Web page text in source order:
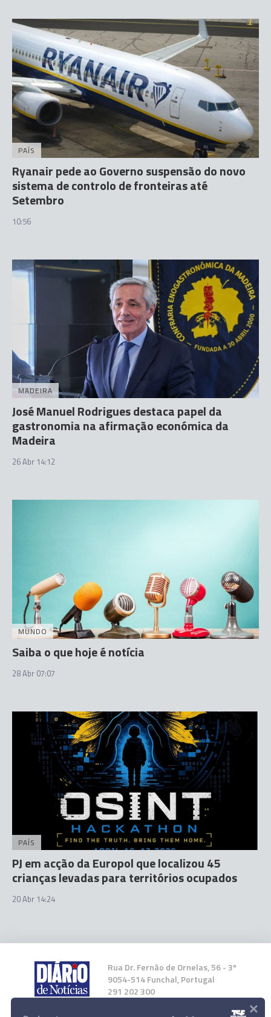
PAÍS
Ryanair pede ao Governo suspensão do novo
sistema de controlo de fronteiras até
Setembro
10:56
MADEIRA
José Manuel Rodrigues destaca papel da
gastronomia na afirmação económica da
Madeira
26 Abr 14:12
MUNDO
Saiba o que hoje é notícia
28 Abr 07:07
PAÍS
PJ em acção da Europol que localizou 45
crianças levadas para territórios ocupados
20 Abr 14:24
Rua Dr. Fernão de Ornelas, 56 - 3º
9054-514 Funchal, Portugal
291 202 300
×